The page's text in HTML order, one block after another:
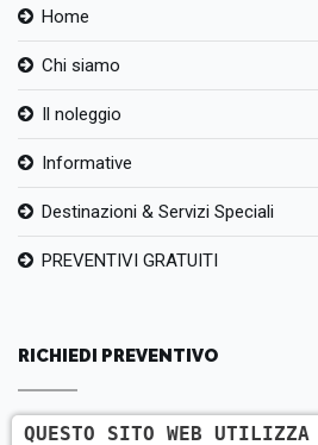
Home
Chi siamo
Il noleggio
Informative
Destinazioni & Servizi Speciali
PREVENTIVI GRATUITI
RICHIEDI PREVENTIVO
AutonoleggioAndrea, Via Don Luigi
QUESTO SITO WEB